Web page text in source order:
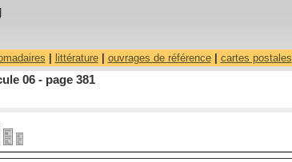
littérature| ouvrages de référence| cartes postales
06 - page 381